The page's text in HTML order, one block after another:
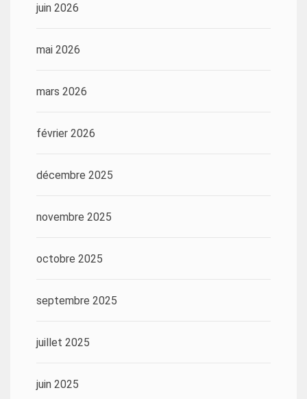
juin 2026
mai 2026
mars 2026
février 2026
décembre 2025
novembre 2025
octobre 2025
septembre 2025
juillet 2025
juin 2025